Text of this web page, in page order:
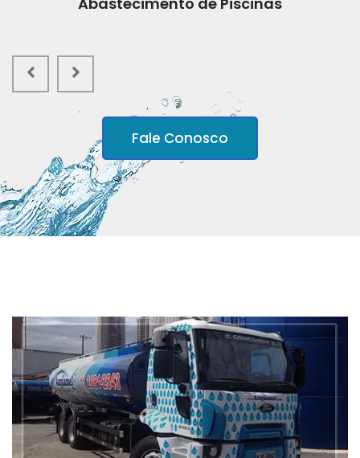
Fale Conosco